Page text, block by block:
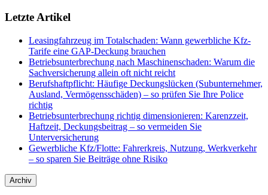
Letzte Artikel
Leasingfahrzeug im Totalschaden: Wann gewerbliche Kfz-
Tarife eine GAP-Deckung brauchen
Betriebsunterbrechung nach Maschinenschaden: Warum die
Sachversicherung allein oft nicht reicht
Berufshaftpflicht: Häufige Deckungslücken (Subunternehmer,
Ausland, Vermögensschäden) – so prüfen Sie Ihre Police
richtig
Betriebsunterbrechung richtig dimensionieren: Karenzzeit,
Haftzeit, Deckungsbeitrag – so vermeiden Sie
Unterversicherung
Gewerbliche Kfz/Flotte: Fahrerkreis, Nutzung, Werkverkehr
– so sparen Sie Beiträge ohne Risiko
Archiv